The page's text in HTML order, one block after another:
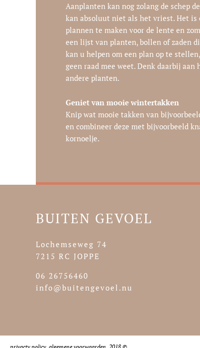
Aanplanten kan nog zolang de schep
kan absoluut niet als het vriest. Het is
plannen te maken voor de lente en
een lijst van planten, bollen of zaden
kan u helpen om een plan op te
geen raad mee weet. Denk daarbij
andere planten.
Geniet van mooie wintertakken
Knip wat mooie takken van
en combineer deze met bijvoorbeeld
kornoelje.
BUITEN GEVOEL
Lochemseweg 74
7215 RC JOPPE
06 26756460
info@buitengevoel.nu